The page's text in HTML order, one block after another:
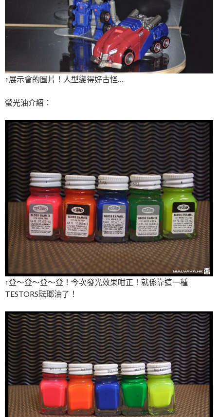
↑展示會的圖片！人型變得好古怪…
螢光油介紹：
↑登～登～登～登！今次發光效果咁正！就係靠這一種
TESTORS琺瑯油了！